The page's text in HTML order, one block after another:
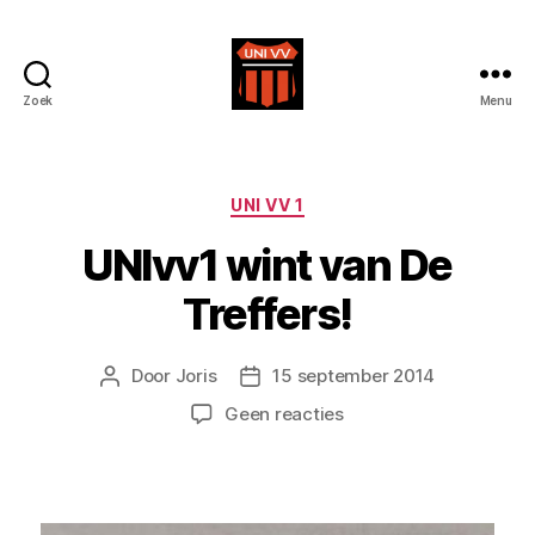
Zoek Menu
Categorieën
UNI VV 1
UNIvv1 wint van De
Treffers!
Berichtauteur
Door Joris Berichtdatum
15 september 2014
Geen reactiesop